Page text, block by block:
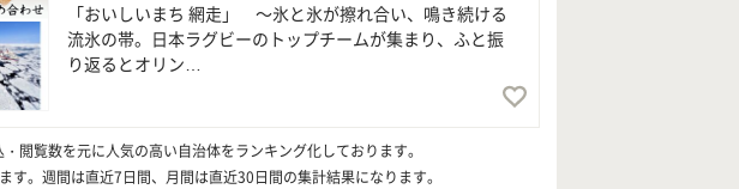
「おいしいまち 網走」 ～氷と氷が擦れ合い、鳴き続ける
流氷の帯。日本ラグビーのトップチームが集まり、ふと振
り返るとオリン…
覧数を元に人気の高い自治体をランキング化しております。
。週間は直近7日間、月間は直近30日間の集計結果になります。